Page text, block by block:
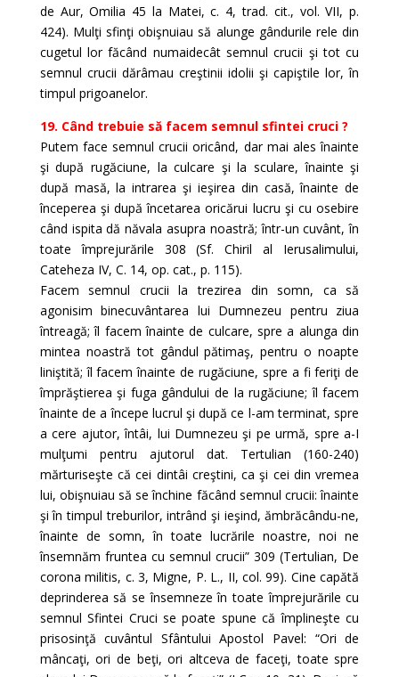
de Aur, Omilia 45 la Matei, c. 4, trad. cit., vol. VII, p.
424). Mulţi sfinţi obişnuiau să alunge gândurile rele din
cugetul lor făcând numaidecât semnul crucii şi tot cu
semnul crucii dărâmau creştinii idolii şi capiştile lor, în
timpul prigoanelor.
19. Când trebuie să facem semnul sfintei cruci ?
Putem face semnul crucii oricând, dar mai ales înainte
şi după rugăciune, la culcare şi la sculare, înainte şi
după masă, la intrarea şi ieşirea din casă, înainte de
începerea şi după încetarea oricărui lucru şi cu osebire
când ispita dă năvala asupra noastră; într-un cuvânt, în
toate împrejurările 308 (Sf. Chiril al Ierusalimului,
Cateheza IV, C. 14, op. cat., p. 115).
Facem semnul crucii la trezirea din somn, ca să
agonisim binecuvântarea lui Dumnezeu pentru ziua
întreagă; îl facem înainte de culcare, spre a alunga din
mintea noastră tot gândul pătimaş, pentru o noapte
liniştită; îl facem înainte de rugăciune, spre a fi feriţi de
împrăştierea şi fuga gândului de la rugăciune; îl facem
înainte de a începe lucrul şi după ce l-am terminat, spre
a cere ajutor, întâi, lui Dumnezeu şi pe urmă, spre a-I
mulţumi pentru ajutorul dat. Tertulian (160-240)
mărturiseşte că cei dintâi creştini, ca şi cei din vremea
lui, obişnuiau să se închine făcând semnul crucii: înainte
şi în timpul treburilor, intrând şi ieşind, ămbrăcându-ne,
înainte de somn, în toate lucrările noastre, noi ne
însemnăm fruntea cu semnul crucii” 309 (Tertulian, De
corona militis, c. 3, Migne, P. L., II, col. 99). Cine capătă
deprinderea să se însemneze în toate împrejurările cu
semnul Sfintei Cruci se poate spune că împlineşte cu
prisosinţă cuvântul Sfântului Apostol Pavel: “Ori de
mâncaţi, ori de beţi, ori altceva de faceţi, toate spre